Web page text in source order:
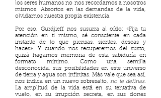
los seres humanos no nos recordamos a nosotros
mismos. Absortos en las demandas de la vida,
olvidamos nuestra propia existencia.
Por eso, Gurdjieff nos susurra al oído: «Fija tu
atención en ti mismo, sé consciente en cada
instante de lo que piensas, sientes, deseas y
haces». Y cuando nos recuperemos del susto,
quizá hagamos memoria de esta sabiduría en
formato mínimo. Como una semilla
desconocida, sus posibilidades en este universo
de tierra y agua son infinitas. Más vale que sea así,
nos indica en un nuevo sobresalto,no te definas.
La amplitud de la vida está en su tentativa de
vuelo, en su irrupción secreta, en sus dones